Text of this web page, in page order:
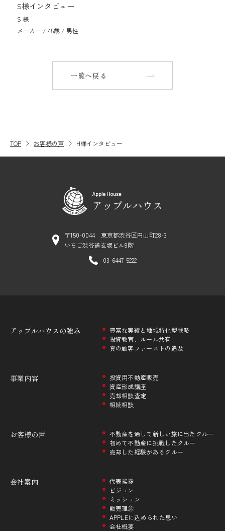
S様インタビュー
S 様
メーカー / 45歳 / 男性
一覧へ戻る
TOP お客様の声 H様インタビュー
〒150-0044 東京都渋谷区円山町28-3
いちご渋谷道玄坂ビル9階
03-6447-5222
アップルハウスの強み
豊富な実績と地域特化型戦略
投資教育、ルール共有
真の顧客ファーストの追及
事業内容
投資用不動産販売
資産形成講座
売却相談査定
相続相談
お客様の声
不動産を通して新しい旅に出たクルー
初めて不動産に挑戦したクルー
売却した経験があるクルー
会社案内
代表挨拶
ビジョン
ミッション
販売理念
APPLEに込められた思い
会社概要